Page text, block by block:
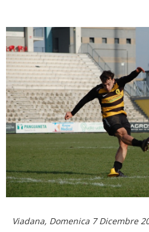
Viadana, Domenica 7 Dicembre